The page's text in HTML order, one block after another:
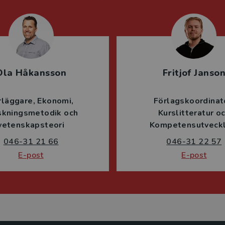
Håkansson
Ekonomi
och
046-31 21 66
E-post
Fritjof Janson
Kurslitteratur
046-31 22 57
E-post